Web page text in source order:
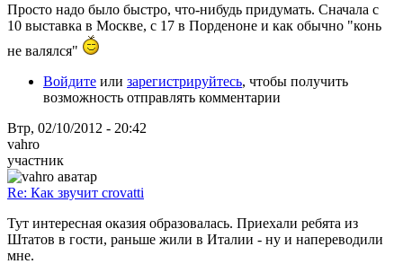
Просто надо было быстро, что-нибудь придумать. Сначала с
10 выставка в Москве, с 17 в Порденоне и как обычно "конь
не валялся"
Войдите или зарегистрируйтесь, чтобы получить
возможность отправлять комментарии
Втр, 02/10/2012 - 20:42
vahro
участник
Re: Как звучит crovatti
Тут интересная оказия образовалась. Приехали ребята из
Штатов в гости, раньше жили в Италии - ну и напереводили
мне.